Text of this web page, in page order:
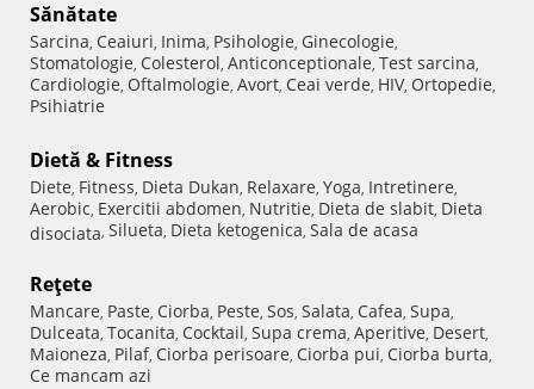
Sănătate
Sarcina, Ceaiuri, Inima, Psihologie, Ginecologie,
Stomatologie, Colesterol, Anticonceptionale, Test sarcina,
Cardiologie, Oftalmologie, Avort, Ceai verde, HIV, Ortopedie,
Psihiatrie
Dietă & Fitness
Diete, Fitness, Dieta Dukan, Relaxare, Yoga, Intretinere,
Aerobic, Exercitii abdomen, Nutritie, Dieta de slabit, Dieta
disociata, Silueta, Dieta ketogenica, Sala de acasa
Reţete
Mancare, Paste, Ciorba, Peste, Sos, Salata, Cafea, Supa,
Dulceata, Tocanita, Cocktail, Supa crema, Aperitive, Desert,
Maioneza, Pilaf, Ciorba perisoare, Ciorba pui, Ciorba burta,
Ce mancam azi